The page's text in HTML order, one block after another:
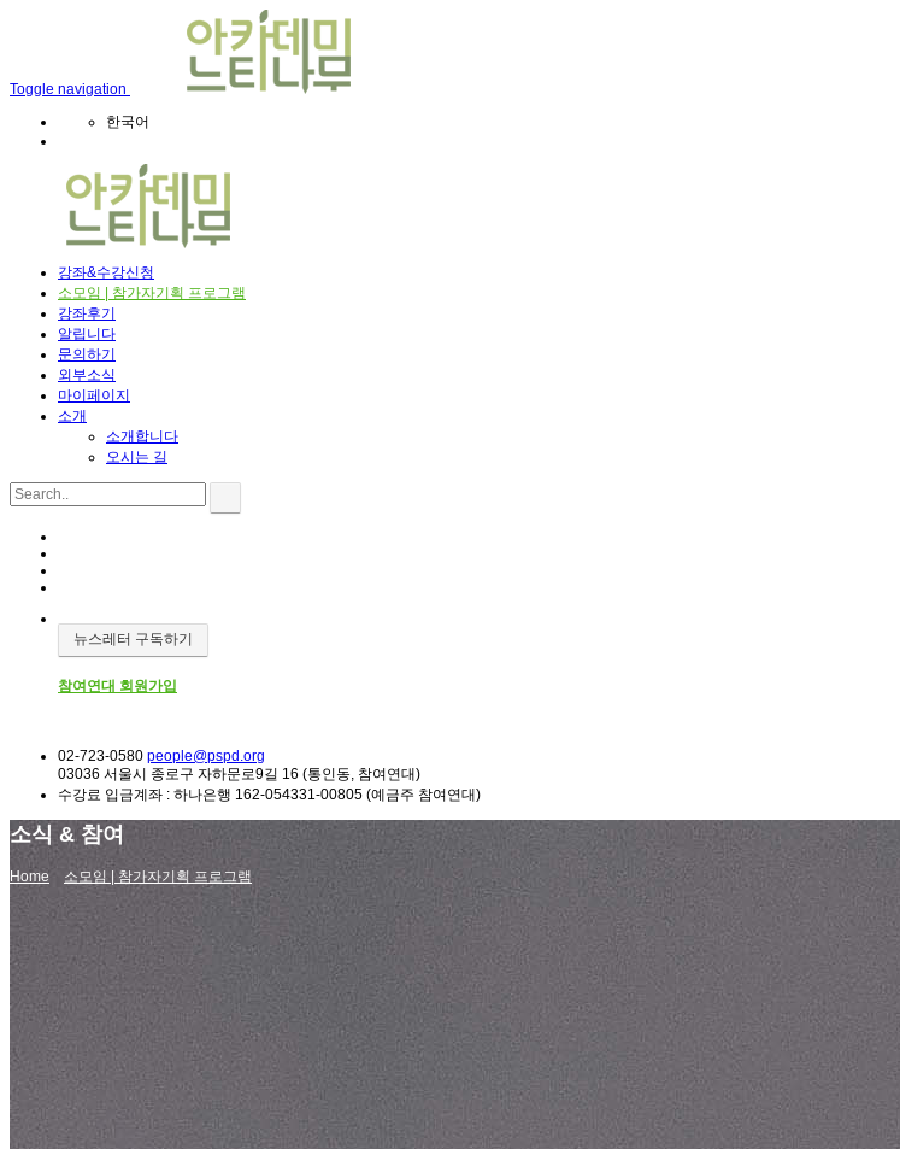
Toggle navigation
한국어
강좌&수강신청
소모임 | 참가자기획 프로그램
강좌후기
알립니다
문의하기
외부소식
마이페이지
소개
소개합니다
오시는 길
뉴스레터 구독하기
참여연대 회원가입
02-723-0580 people@pspd.org
03036 서울시 종로구 자하문로9길 16 (통인동, 참여연대)
수강료 입금계좌 : 하나은행 162-054331-00805 (예금주 참여연대)
소식 & 참여
Home 소모임 | 참가자기획 프로그램